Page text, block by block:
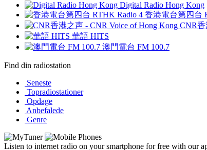
Digital Radio Hong Kong
香港電台第四台
CNR香
華語 HITS
澳門電台 FM 100.7
Find din radiostation
Seneste
Topradiostationer
Opdage
Anbefalede
Genre
Listen to internet radio on your smartphone for free with our